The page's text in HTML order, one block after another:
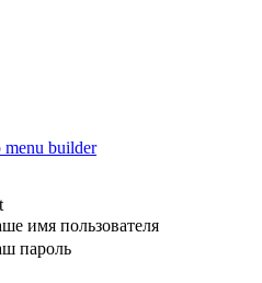
menu builder
имя пользователя
пароль